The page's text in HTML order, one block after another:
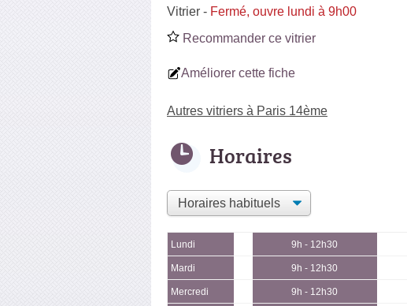
Vitrier - Fermé, ouvre lundi à 9h00
Recommander ce vitrier
Améliorer cette fiche
Autres vitriers à Paris 14ème
Horaires
Lundi 9h - 12h30
Mardi 9h - 12h30
Mercredi 9h - 12h30